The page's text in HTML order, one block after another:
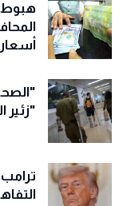
هبوط
"زئير